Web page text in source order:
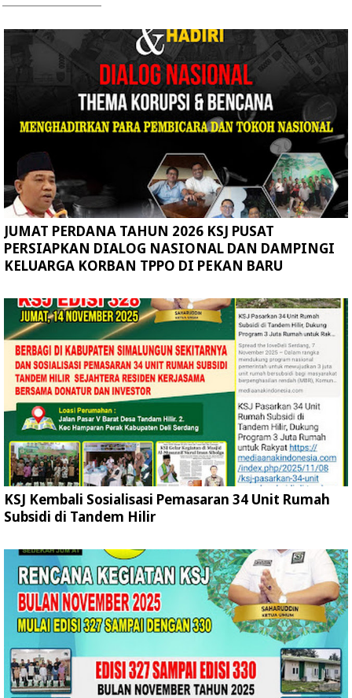
JUMAT PERDANA TAHUN 2026 KSJ PUSAT
PERSIAPKAN DIALOG NASIONAL DAN DAMPINGI
KELUARGA KORBAN TPPO DI PEKAN BARU
KSJ Kembali Sosialisasi Pemasaran 34 Unit Rumah
Subsidi di Tandem Hilir